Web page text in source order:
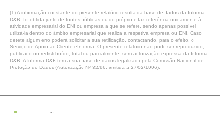
(1) A informação constante do presente relatório resulta da base de dados da Informa
D&B, foi obtida junto de fontes públicas ou do próprio e faz referência unicamente à
atividade empresarial do ENI ou empresa a que se refere, sendo apenas possível
utilizá-la dentro do âmbito empresarial que realiza a respetiva empresa ou ENI. Caso
detete algum erro poderá solicitar a sua retificação, contactando, para o efeito, o
Serviço de Apoio ao Cliente eInforma. O presente relatório não pode ser reproduzido,
publicado ou redistribuído, total ou parcialmente, sem autorização expressa da Informa
D&B. A Informa D&B tem a sua base de dados legalizada pela Comissão Nacional de
Proteção de Dados (Autorização Nº 32/96, emitida a 27/02/1996).